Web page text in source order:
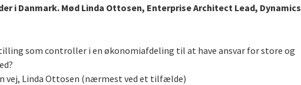
i Danmark. Mød Linda Ottosen, Enterprise Architect Lead, Dynamics
som controller i en økonomiafdeling til at have ansvar for store og
vej, Linda Ottosen (nærmest ved et tilfælde)